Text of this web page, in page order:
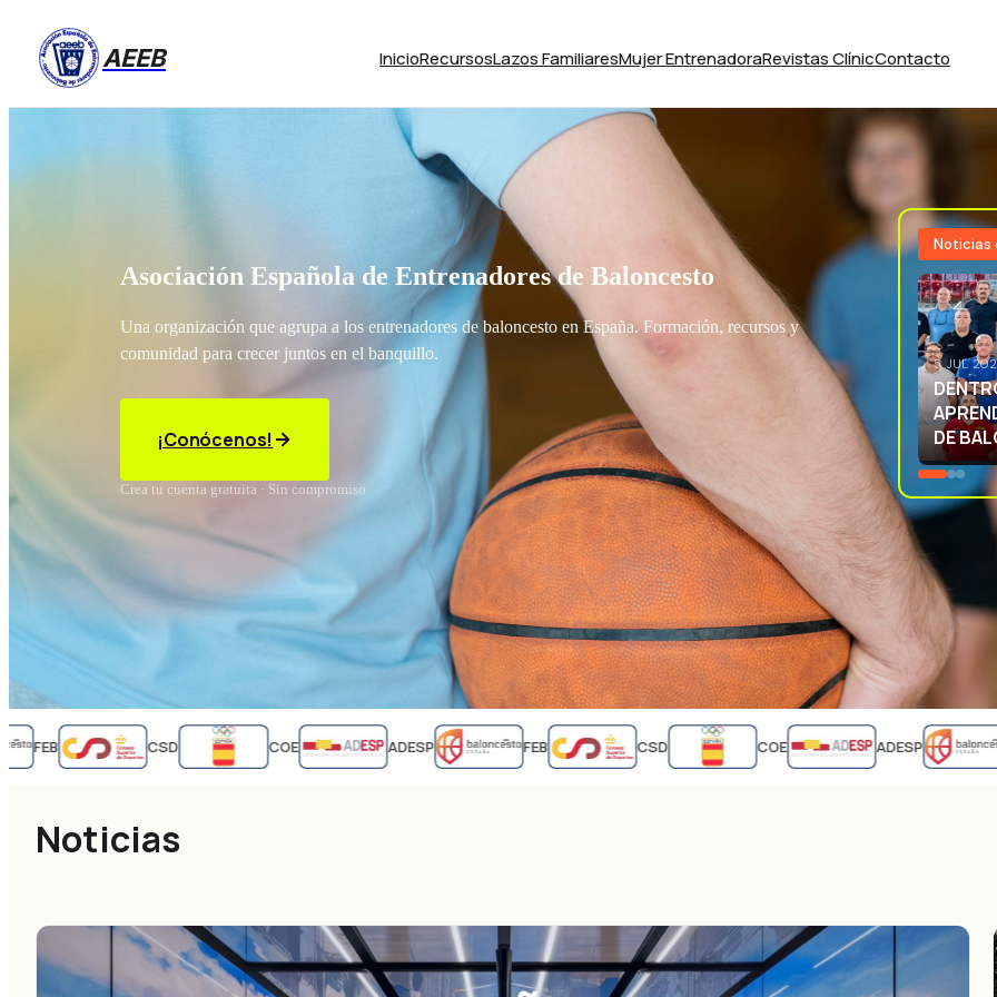
AEEB InicioRecursosLazos FamiliaresMujer EntrenadoraRevistas ClínicContacto
Asociación Española de Entrenadores de Baloncesto
Una organización que agrupa a los entrenadores de baloncesto en España. Formación, recursos y
comunidad para crecer juntos en el banquillo.
¡Conócenos!
Crea tu cuenta gratuita · Sin compromiso
Noticias
3 JUL
LA
FEB CSD COE ADESP FEB CSD COE ADESP
Noticias